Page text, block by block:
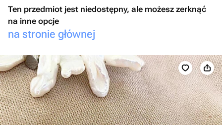
Ten przedmiot jest niedostępny, ale możesz zerknąć
na inne opcje
na stronie głównej